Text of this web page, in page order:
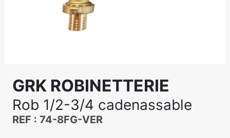
GRK ROBINETTERIE
Rob 1/2-3/4 cadenassable
REF : 74-8FG-VER